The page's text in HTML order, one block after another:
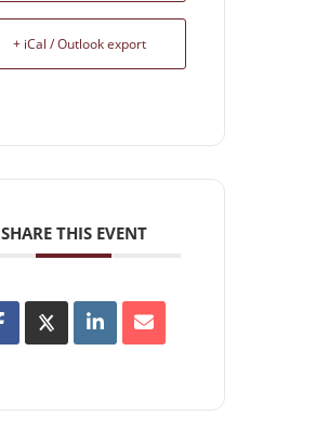
+ iCal / Outlook export
SHARE THIS EVENT